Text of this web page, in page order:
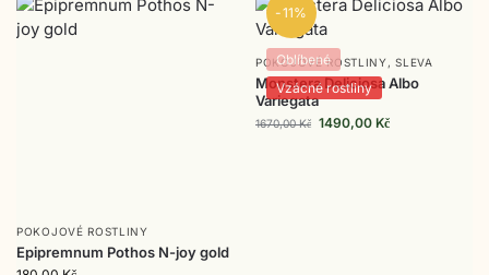
POKOJOVÉ ROSTLINY
Epipremnum Pothos N-joy gold
-11%
Oblíbené
Vzácné rostliny
POKOJOVÉ ROSTLINY ,SLEVA
Monstera Deliciosa Albo
Variegata
1670,00Kč 1490,00 Kč